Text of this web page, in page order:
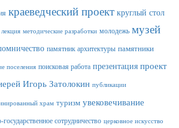
краеведческий проект круглый стол
лекция методические разработки молодежь музей
памятник архитектуры памятники
поселения поисковая работа презентация проект
Игорь Затолокин публикации
храм туризм увековечивание
государственное сотрудничество церковное искусство